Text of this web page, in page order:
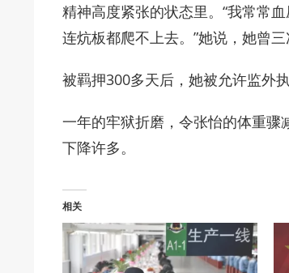
精神高度紧张的状态里。“我常常
连炕板都爬不上去。”她说，她曾三
被羁押300多天后，她被允许监外
一年的牢狱折磨，令张怡的体重
下降许多。
相关